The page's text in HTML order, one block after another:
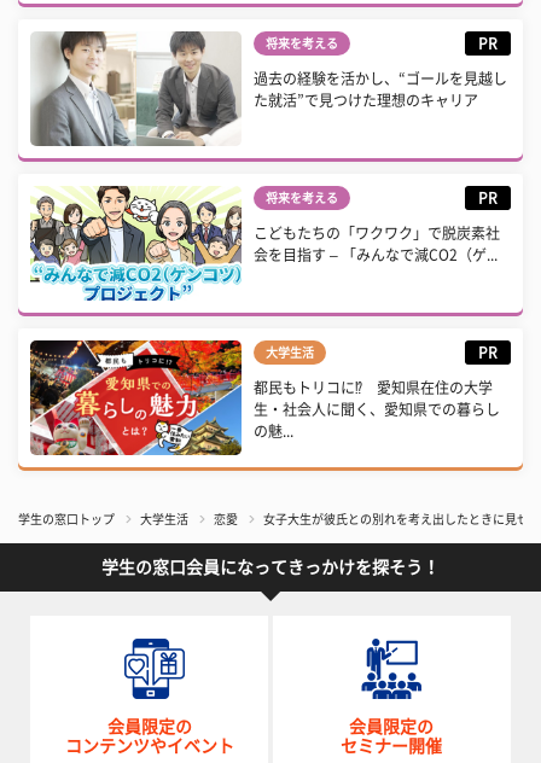
将来を考える PR
過去の経験を活かし、“ゴールを見越し
た就活”で見つけた理想のキャリア
将来を考える PR
こどもたちの「ワクワク」で脱炭素社
会を目指す – 「みんなで減CO2（ゲ...
大学生活 PR
都民もトリコに⁉ 愛知県在住の大学
生・社会人に聞く、愛知県での暮らし
の魅...
学生の窓口トップ 大学生活 恋愛 女子大生が彼氏との別れを考え出したときに見せ
学生の窓口会員になってきっかけを探そう！
会員限定の
コンテンツやイベント
会員限定の
セミナー開催